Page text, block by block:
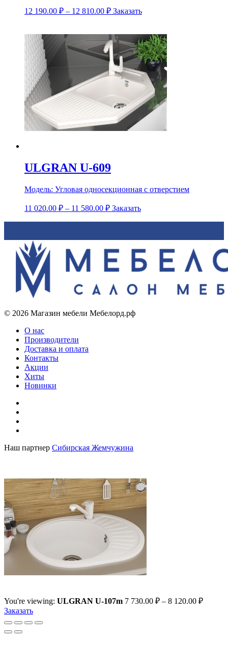
12 190.00 ₽ – 12 810.00 ₽ Заказать
ULGRAN U-609
Модель: Угловая односекционная с отверстием
11 020.00 ₽ – 11 580.00 ₽ Заказать
© 2026 Магазин мебели Мебелорд.рф
О нас
Производители
Доставка и оплата
Контакты
Акции
Хиты
Новинки
Наш партнер Сибирская Жемчужина
You're viewing: ULGRAN U-107m 7 730.00 ₽ – 8 120.00 ₽
Заказать